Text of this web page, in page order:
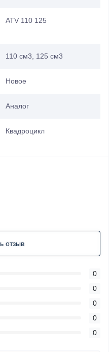
ATV 110 125
110 см3, 125 см3
Новое
Аналог
Квадроцикл
отзыв
0
0
0
0
0